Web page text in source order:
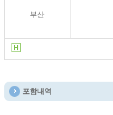
부산
포함내역